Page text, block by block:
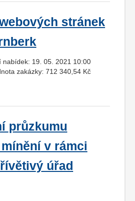
stránek
nabídek: 19. 05. 2021 10:00
zakázky: 712 340,54 Kč
průzkumu
v rámci
úřad